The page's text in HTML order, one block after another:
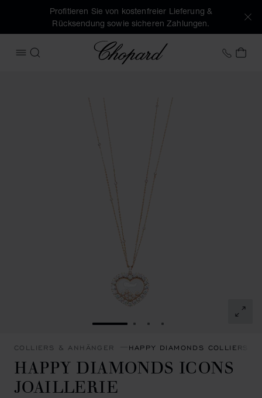
Profitieren Sie von kostenfreier Lieferung &
Rücksendung sowie sicheren Zahlungen.
MENÜ ÖFFNEN
SUCHEN
Chopard +41
ZUR FOLIE GEHEN 1
ZUR FOLIE GEHEN 2
ZUR FOLIE GEHEN 3
ZUR FOLIE GEHEN 4
COLLIERS & ANHÄNGER HAPPY DIAMONDS COLLIERS &
HAPPY DIAMONDS ICONS
JOAILLERIE